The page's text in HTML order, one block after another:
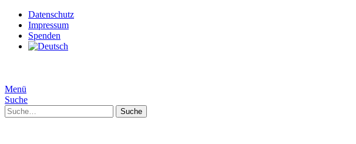
Datenschutz
Impressum
Spenden
Menü
Suche
Suche